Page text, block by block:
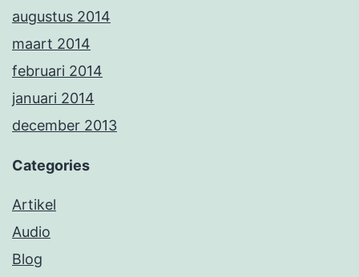
augustus 2014
maart 2014
februari 2014
januari 2014
december 2013
Categories
Artikel
Audio
Blog